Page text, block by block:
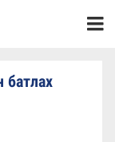
батлах